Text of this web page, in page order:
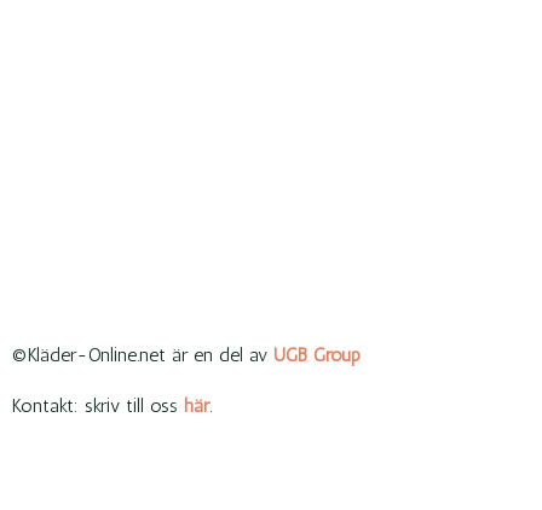
©Kläder-Online.net är en del av UGB Group
Kontakt: skriv till oss här.